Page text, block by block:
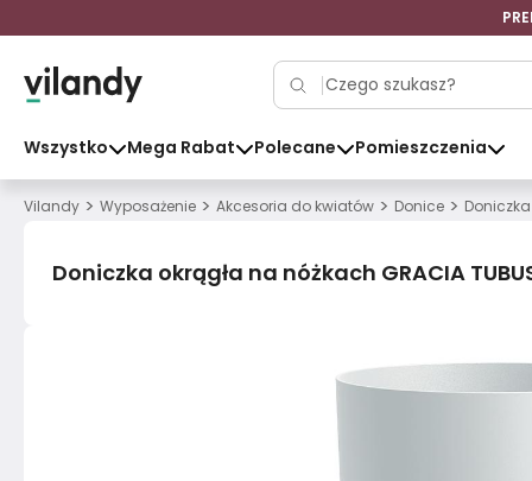
Wszystko Mega Rabat Polecane Pomieszczenia
Vilandy > Wyposażenie > Akcesoria do kwiatów > Donice > Doniczka
Doniczka okrągła na nóżkach GRACIA